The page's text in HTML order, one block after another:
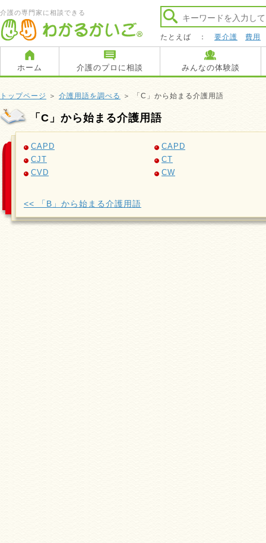
介護の専門家に相談できる
たとえば ： 要介護 費用
ホーム 介護のプロに相談 みんなの体験談
トップページ ＞ 介護用語を調べる ＞ 「C」から始まる介護用語
「C」から始まる介護用語
CAPD
CAPD
CJT
CT
CVD
CW
<< 「B」から始まる介護用語